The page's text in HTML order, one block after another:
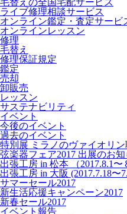
毛替えの全国宅配サービス
ライブ修理相談サービス
オンライン鑑定・査定サービ
オンラインレッスン
修理
毛替え
修理保証規定
鑑定
売却
卸販売
レッスン
サステナビリティ
イベント
今後のイベント
過去のイベント
特別展 ミラノのヴァイオリン
弦楽器フェア2017 出展のお知
出張工房 in 松本 （2017.8.1〜
出張工房 in 大阪 (2017.7.18〜
サマーセール2017
新生活応援キャンペーン2017
新春セール2017
イベント報告